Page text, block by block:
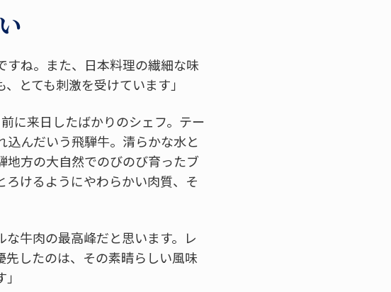
すね。また、日本料理の繊細な味
とても刺激を受けています」
に来日したばかりのシェフ。テー
込んだいう飛騨牛。清らかな水と
地方の大自然でのびのび育ったブ
ろけるようにやわらかい肉質、そ
な牛肉の最高峰だと思います。レ
先したのは、その素晴らしい風味